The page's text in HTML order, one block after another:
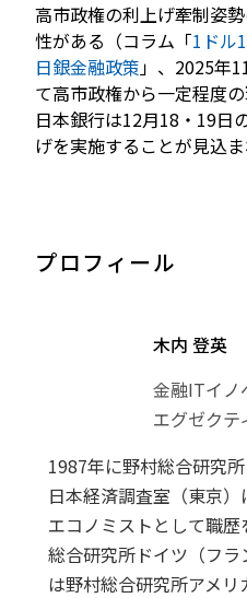
高市政権の利上げ牽制姿
性がある（コラム「1ドル
日銀金融政策」、2025年
て高市政権から一定程度
日本銀行は12月18・19日
げを実施することが見込ま
プロフィール
木内 登英
金融ITイノ
エグゼクテ
1987年に野村総合研究
日本経済調査室（東京）
エコノミストとして職
総合研究所ドイツ（フ
は野村総合研究所アメ